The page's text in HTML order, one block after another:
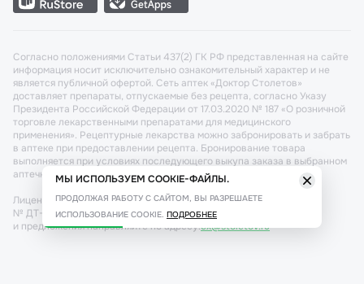
Согласно положениями Статьи 437(2) ГК РФ представленная на сайте
информация носит исключительно ознакомительный характер и не
является публичной офертой. Сеть аптек «Доктор Столетов»
доставляет препараты, отпускаемые без рецепта, согласно Указу
Президента Российской Федерации от 17.03.2020 № 187 «О розничной
торговле лекарственными препаратами для медицинского
применения». Рецептурные лекарства можно забронировать и забрать
в аптеке при предоставлении рецепта. Бронирование товара
выполняется при условиях последующего выкупа заказа в выбранном
аптечном пункте.
Лицензия №: ЛО-77-02-011340 от 22 декабря 2020г. Разрешение
№ ДТ-77-000421 от 25.10.2021 г. Вопросы по заказам, претензии
и предложения направляйте по адресу:cx@stoletov.ru
МЫ ИСПОЛЬЗУЕМ COOKIE-ФАЙЛЫ.
ПРОДОЛЖАЯ РАБОТУ С САЙТОМ, ВЫ РАЗРЕШАЕТЕ
ИСПОЛЬЗОВАНИЕ COOKIE. ПОДРОБНЕЕ